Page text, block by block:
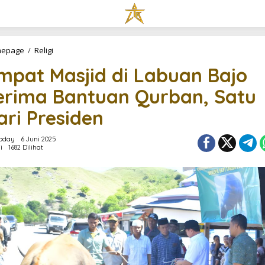
/ Religi
p
a
t
M
a
s
j
d
i
a
b
u
a
n
a
Masjid di Labuan Bajo
Bantuan Qurban, Satu
Presiden
6 Juni 2025
1682 Dilihat